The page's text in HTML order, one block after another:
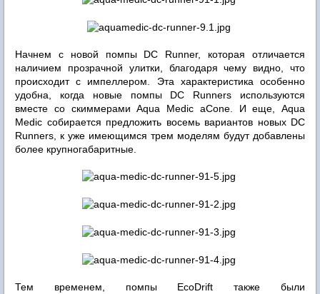
Начнем с новой помпы DC Runner, которая отличается
наличием прозрачной улитки, благодаря чему видно, что
происходит с импеллером. Эта характеристика особенно
удобна, когда новые помпы DC Runners используются
вместе со скиммерами Aqua Medic aCone. И еще, Aqua
Medic собирается предложить восемь вариантов новых DC
Runners, к уже имеющимся трем моделям будут добавлены
более крупногабаритные.
Тем временем, помпы EcoDrift также были